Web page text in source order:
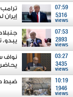
07:59
5316
views
إيران
07:53
2893
views
يبدو،
03:27
3435
views
نواف
10:19
1946
views
ضبط